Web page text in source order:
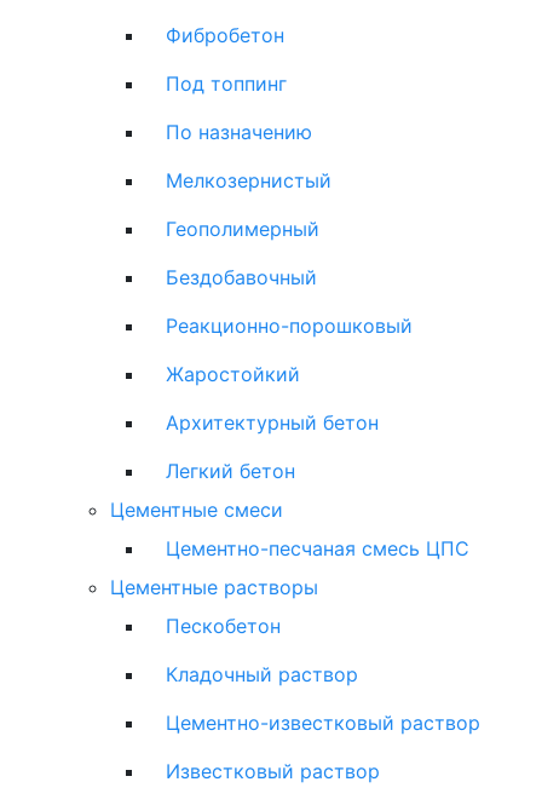
Фибробетон
Под топпинг
По назначению
Мелкозернистый
Геополимерный
Бездобавочный
Реакционно-порошковый
Жаростойкий
Архитектурный бетон
Легкий бетон
Цементные смеси
Цементно-песчаная смесь ЦПС
Цементные растворы
Пескобетон
Кладочный раствор
Цементно-известковый раствор
Известковый раствор